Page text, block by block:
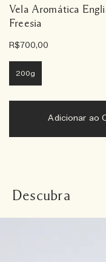
Vela Aromática
Freesia
R$700,00
200g
Adicionar ao
Descubra